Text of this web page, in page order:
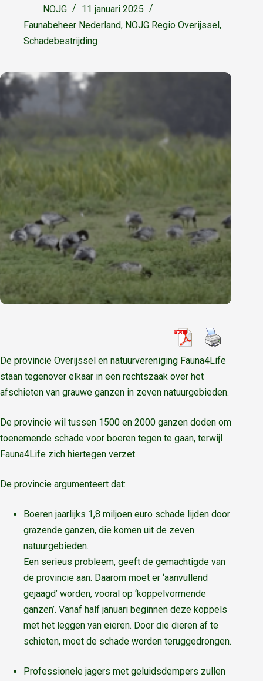
NOJG
11 januari 2025
Faunabeheer Nederland, NOJG Regio Overijssel ,
Schadebestrijding
De provincie Overijssel en natuurvereniging Fauna4Life
staan tegenover elkaar in een rechtszaak over het
afschieten van grauwe ganzen in zeven natuurgebieden.
De provincie wil tussen 1500 en 2000 ganzen doden om
toenemende schade voor boeren tegen te gaan, terwijl
Fauna4Life zich hiertegen verzet.
De provincie argumenteert dat:
Boeren jaarlijks 1,8 miljoen euro schade lijden door
grazende ganzen, die komen uit de zeven
natuurgebieden.
Een serieus probleem, geeft de gemachtigde van
de provincie aan. Daarom moet er ‘aanvullend
gejaagd’ worden, vooral op ‘koppelvormende
ganzen’. Vanaf half januari beginnen deze koppels
met het leggen van eieren. Door die dieren af te
schieten, moet de schade worden teruggedrongen.
Professionele jagers met geluidsdempers zullen